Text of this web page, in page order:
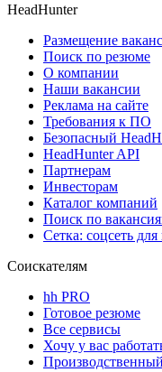
HeadHunter
Размещение
Поиск по резюме
О компании
Наши вакансии
Реклама на сайте
Требования к ПО
Безопасный
HeadHunter API
Партнерам
Инвесторам
Каталог компаний
Поиск по
Сетка: соцсеть
Соискателям
hh PRO
Готовое резюме
Все сервисы
Хочу у вас